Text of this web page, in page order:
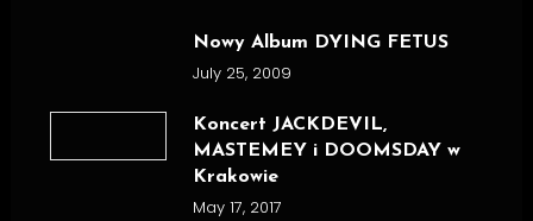
Nowy Album DYING FETUS
July 25, 2009
Koncert JACKDEVIL,
MASTEMEY i DOOMSDAY w
Krakowie
May 17, 2017